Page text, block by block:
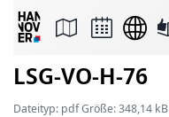
Seite
versenden
Auf
teilen
LSG-VO-H-76
Dateityp: pdf Größe: 348,14 kB